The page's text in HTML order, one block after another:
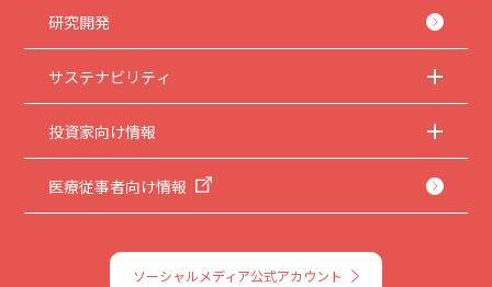
研究開発
サステナビリティ
投資家向け情報
医療従事者向け情報
ソーシャルメディア公式アカウント